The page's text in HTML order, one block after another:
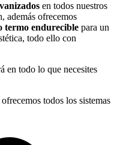
en todos nuestros
además ofrecemos
termo endurecible para un
todo ello con
en todo lo que necesites
todos los sistemas